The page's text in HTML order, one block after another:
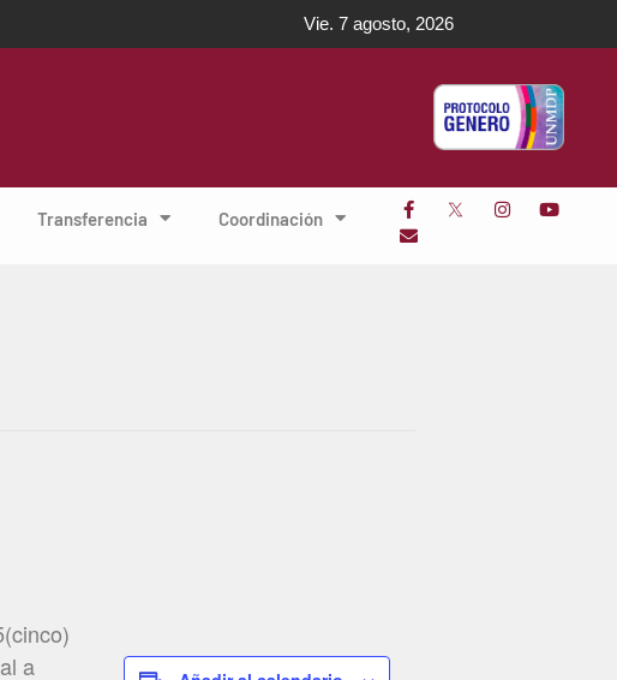
Vie. 7 agosto, 2026
Transferencia Coordinación
a